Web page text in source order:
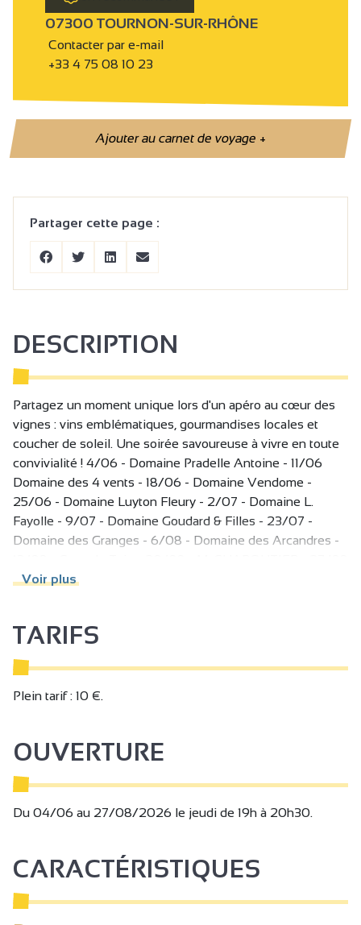
07300 TOURNON-SUR-RHÔNE
Contacter par e-mail
+33 4 75 08 10 23
Ajouter au carnet de voyage+
Partager cette page :
DESCRIPTION
Partagez un moment unique lors d'un apéro au cœur des
vignes : vins emblématiques, gourmandises locales et
coucher de soleil. Une soirée savoureuse à vivre en toute
convivialité ! 4/06 - Domaine Pradelle Antoine - 11/06
Domaine des 4 vents - 18/06 - Domaine Vendome -
25/06 - Domaine Luyton Fleury - 2/07 - Domaine L.
Fayolle - 9/07 - Domaine Goudard & Filles - 23/07 -
Domaine des Granges - 6/08 - Domaine des Arcandres -
- Domaine de Gouye
Voir plus
TARIFS
Plein tarif : 10 €.
OUVERTURE
Du 04/06 au 27/08/2026 le jeudi de 19h à 20h30.
CARACTÉRISTIQUES